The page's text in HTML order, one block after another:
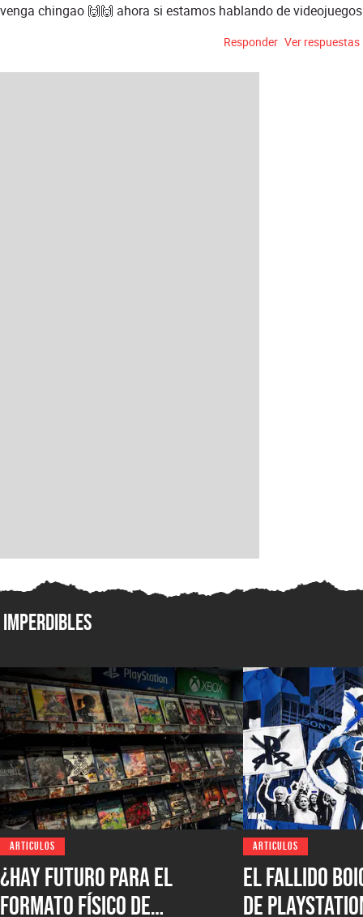
venga chingao 🙌🙌 ahora si estamos hablando de videojuegos
Responder Ver respuestas
Imperdibles
ARTICULOS
¿Hay futuro para el
formato físico de
ARTICULOS
El fallido
de